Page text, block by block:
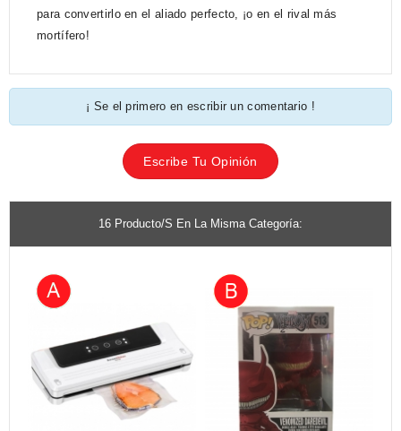
para convertirlo en el aliado perfecto, ¡o en el rival más
mortífero!
¡ Se el primero en escribir un comentario !
Escribe Tu Opinión
16 Producto/s En La Misma Categoría: